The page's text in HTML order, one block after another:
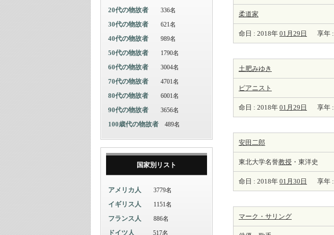
柔道家
命日 : 2018年 01月29日 享年 :
土肥みゆき
ピアニスト
命日 : 2018年 01月29日 享年 :
安田二郎
東北大学名誉教授 ・東洋史
命日 : 2018年 01月30日 享年 :
マーク・サリング
20代の物故者 336名
30代の物故者 621名
40代の物故者 989名
50代の物故者 1790名
60代の物故者 3004名
70代の物故者 4701名
80代の物故者 6001名
90代の物故者 3656名
100歳代の物故者 489名
国家別リスト
アメリカ人 3779名
イギリス人 1151名
フランス人 886名
ドイツ人 517名